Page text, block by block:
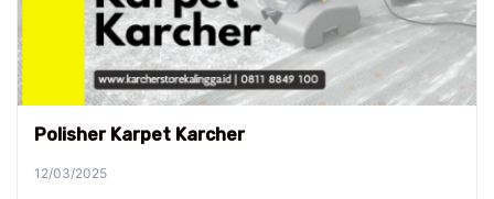
Polisher Karpet Karcher
12/03/2025